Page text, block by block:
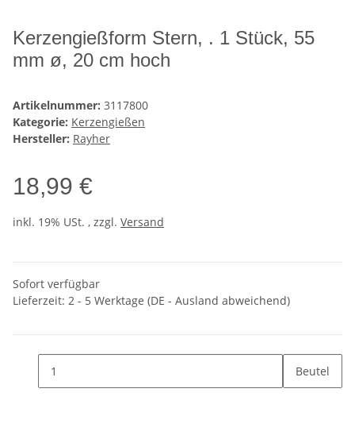
Kerzengießform Stern, . 1 Stück, 55
mm ø, 20 cm hoch
Artikelnummer: 3117800
Kategorie: Kerzengießen
Hersteller: Rayher
18,99 €
inkl. 19% USt. , zzgl. Versand
Sofort verfügbar
Lieferzeit: 2 - 5 Werktage (DE - Ausland abweichend)
Beutel